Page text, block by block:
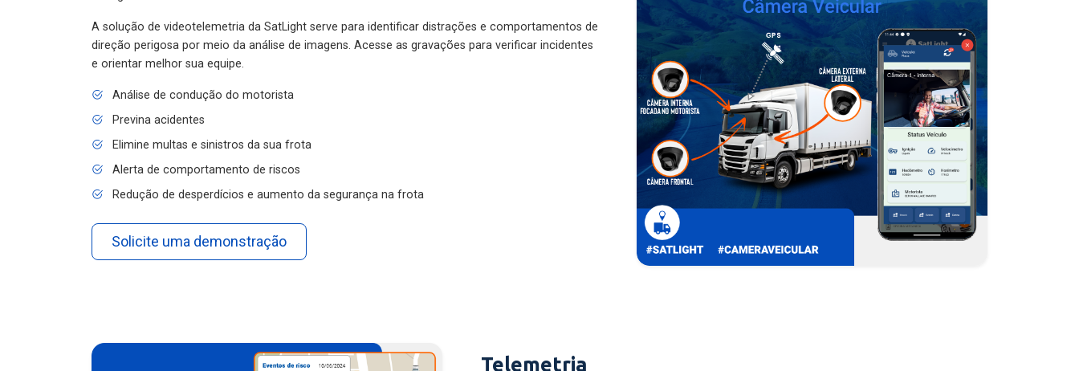
A solução de videotelemetria da SatLight serve para identificar distrações e comportamentos de
direção perigosa por meio da análise de imagens. Acesse as gravações para verificar incidentes
e orientar melhor sua equipe.
Análise de condução do motorista
Previna acidentes
Elimine multas e sinistros da sua frota
Alerta de comportamento de riscos
Redução de desperdícios e aumento da segurança na frota
Solicite uma demonstração
Telemetria